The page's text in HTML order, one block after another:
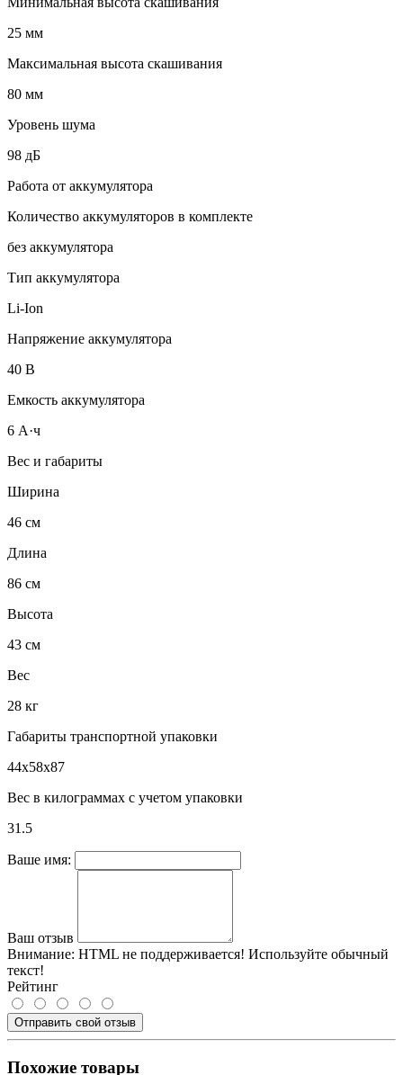
25 мм
Максимальная высота скашивания
80 мм
Уровень шума
98 дБ
Работа от аккумулятора
Количество аккумуляторов в комплекте
без аккумулятора
Тип аккумулятора
Li-Ion
Напряжение аккумулятора
40 В
Емкость аккумулятора
6 А·ч
Вес и габариты
Ширина
46 см
Длина
86 см
Высота
43 см
Вес
28 кг
Габариты транспортной упаковки
44x58x87
Вес в килограммах с учетом упаковки
31.5
Ваше имя:
Ваш отзыв
Внимание: HTML не поддерживается! Используйте обычный
текст!
Рейтинг
Отправить свой отзыв
Похожие товары